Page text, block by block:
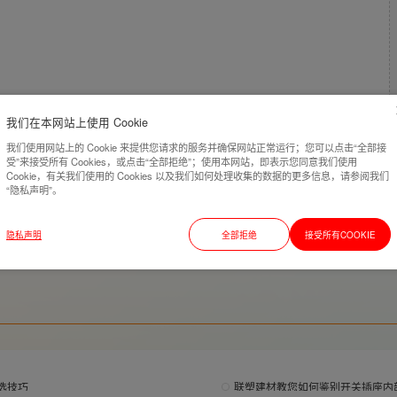
技巧 联塑建材教您如何鉴别开关插座
我们在本网站上使用 Cookie
我们使用网站上的 Cookie 来提供您请求的服务并确保网站正常运行；您可以点击“全部接
受”来接受所有 Cookies，或点击“全部拒绝”；使用本网站，即表示您同意我们使用
Cookie，有关我们使用的 Cookies 以及我们如何处理收集的数据的更多信息，请参阅我们
“隐私声明”。
隐私声明 全部拒绝 接受所有COOKIE